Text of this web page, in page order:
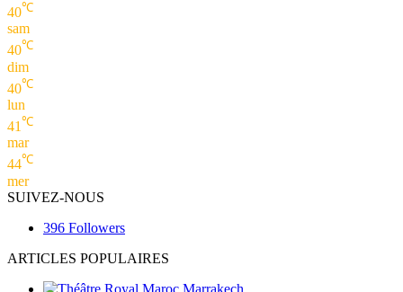
40℃
sam
40℃
dim
40℃
lun
41 ℃
mar
44℃
mer
SUIVEZ-NOUS
396 Followers
ARTICLES POPULAIRES